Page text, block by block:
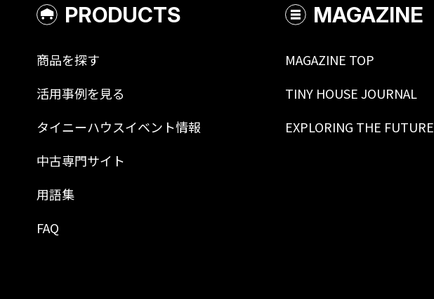
PRODUCTS
商品を探す
活用事例を見る
タイニーハウスイベント情報
中古専門サイト
用語集
FAQ
MAGAZINE
MAGAZINE TOP
TINY HOUSE JOURNAL
EXPLORING THE FUTURE